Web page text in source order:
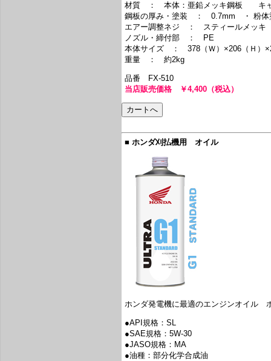
材質 ： 本体：亜鉛メッキ鋼板 キャ
鋼板の厚み・塗装 ： 0.7mm ・ 粉体
エアー調整ネジ ： スティールメッキ
ノズル・締付部 ： PE
本体サイズ ： 378（Ｗ）×206（Ｈ）
重量 ： 約2kg
品番 FX-510
当店販売価格 ￥4,400（税込）
■ ホンダ刈払機用 オイル
ホンダ発電機に最適のエンジンオイル
●API規格：SL
●SAE規格：5W-30
●JASO規格：MA
●油種：部分化学合成油